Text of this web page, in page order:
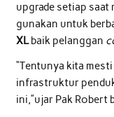
upgrade setiap saat
gunakan untuk
XLbaik pelanggan
“Tentunya kita
infrastruktur
ini,”ujar Pak Robert